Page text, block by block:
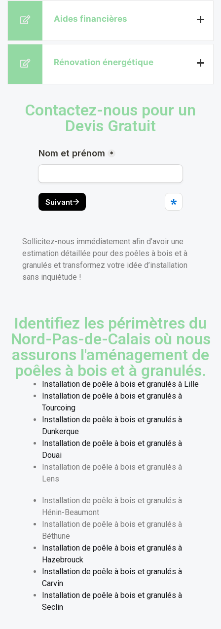
Aides financières
Rénovation énergétique
Contactez-nous pour un
Devis Gratuit
Sollicitez-nous immédiatement afin d’avoir une
estimation détaillée pour des poêles à bois et à
granulés et transformez votre idée d’installation
sans inquiétude !
Identifiez les périmètres du
Nord-Pas-de-Calais où nous
assurons l'aménagement de
poêles à bois et à granulés.
Installation de poêle à bois et granulés à Lille
Installation de poêle à bois et granulés à
Tourcoing
Installation de poêle à bois et granulés à
Dunkerque
Installation de poêle à bois et granulés à
Douai
Installation de poêle à bois et granulés à
Lens
Installation de poêle à bois et granulés à
Hénin-Beaumont
Installation de poêle à bois et granulés à
Béthune
Installation de poêle à bois et granulés à
Hazebrouck
Installation de poêle à bois et granulés à
Carvin
Installation de poêle à bois et granulés à
Seclin